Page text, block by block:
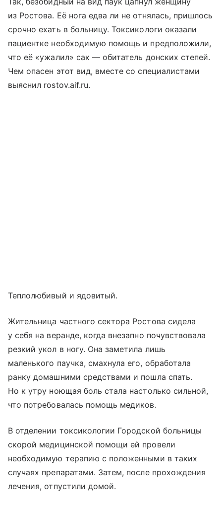
из Ростова. Её нога едва ли не отнялась, пришлось
срочно ехать в больницу. Токсикологи оказали
пациентке необходимую помощь и предположили,
что её «ужалил» сак — обитатель донских степей.
Чем опасен этот вид, вместе со специалистами
выяснил rostov.aif.ru.
Теплолюбивый и ядовитый.
Жительница частного сектора Ростова сидела
у себя на веранде, когда внезапно почувствовала
резкий укол в ногу. Она заметила лишь
маленького паучка, смахнула его, обработала
ранку домашними средствами и пошла спать.
Но к утру ноющая боль стала настолько сильной,
что потребовалась помощь медиков.
В отделении токсикологии Городской больницы
скорой медицинской помощи ей провели
необходимую терапию с положенными в таких
случаях препаратами. Затем, после прохождения
лечения, отпустили домой.